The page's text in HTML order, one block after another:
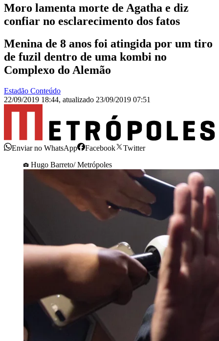
Moro lamenta morte de Agatha e diz
confiar no esclarecimento dos fatos
Menina de 8 anos foi atingida por um tiro
de fuzil dentro de uma kombi no
Complexo do Alemão
Estadão Conteúdo
22/09/2019 18:44, atualizado 23/09/2019 07:51
Enviar no WhatsApp Facebook
Twitter
Hugo Barreto/ Metrópoles